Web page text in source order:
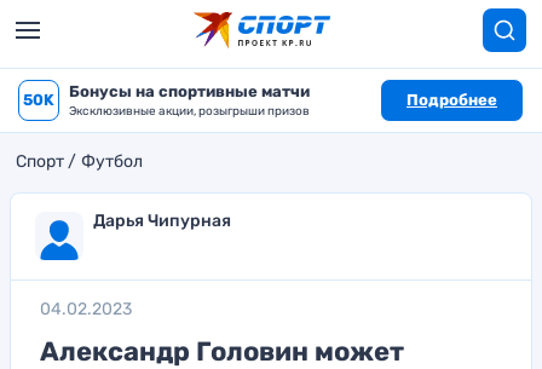
50K Бонусы на спортивные матчи
Эксклюзивные акции, розыгрыши призов
Подробнее
Спорт Футбол
Дарья Чипурная
04.02.2023
Александр Головин может